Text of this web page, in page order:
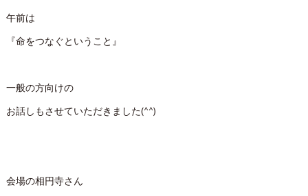
午前は
『命をつなぐということ』
一般の方向けの
お話しもさせていただきました(^^)
会場の相円寺さん